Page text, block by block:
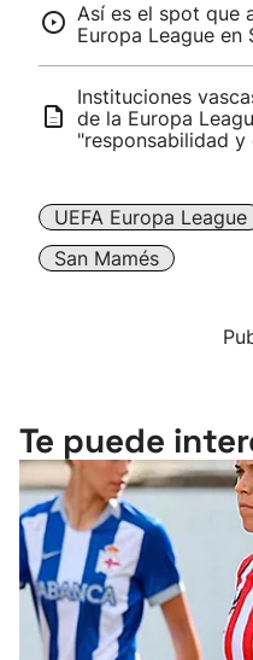
Así es el spot que
Europa League en
Instituciones
de la Europa
"responsabilidad y
UEFA Europa League
San Mamés
Te puede